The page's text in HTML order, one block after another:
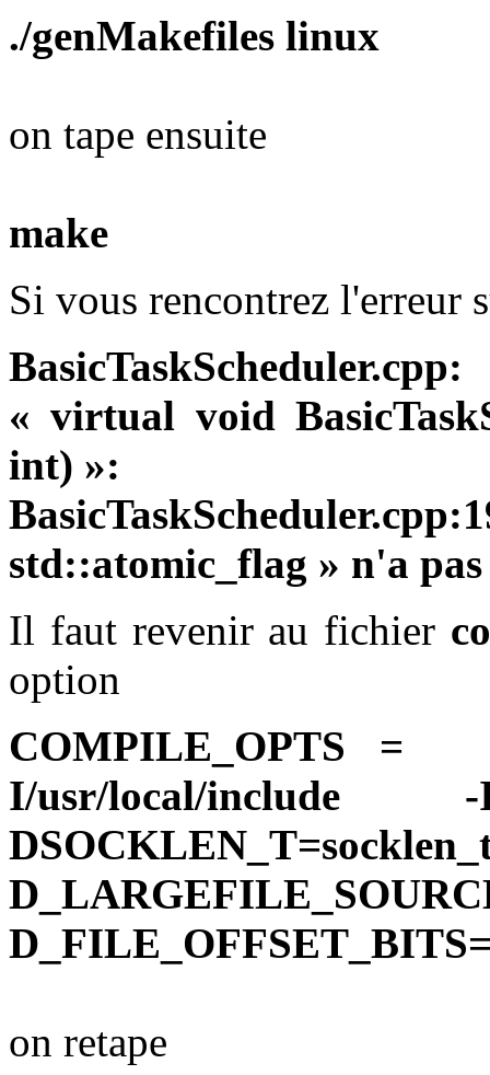
./genMakefiles linux
on tape ensuite
make
Si vous rencontrez l'erreur
« virtual void
int) »:
std::atomic_flag » n'a
Il faut revenir au fichier
option
I/usr/local/
on retape